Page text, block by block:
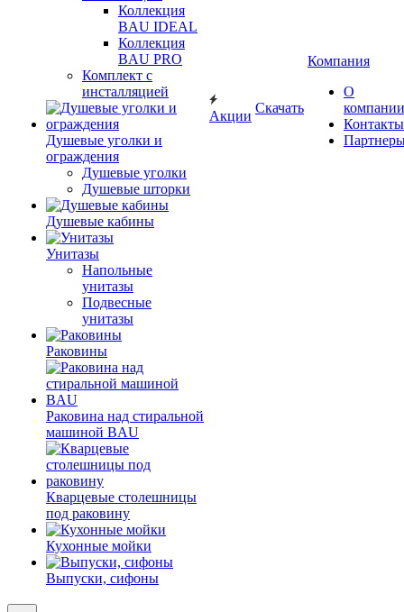
Коллекция
BAU IDEAL
Коллекция
BAU PRO
Комплект с
инсталляцией
Душевые уголки и
ограждения
Душевые уголки
Душевые шторки
Душевые кабины
Унитазы
Напольные
унитазы
Подвесные
унитазы
Раковины
Раковина над стиральной
машиной BAU
Кварцевые столешницы
под раковину
Кухонные мойки
Выпуски, сифоны
Акции
Скачать
Компания
О
компании
Контакты